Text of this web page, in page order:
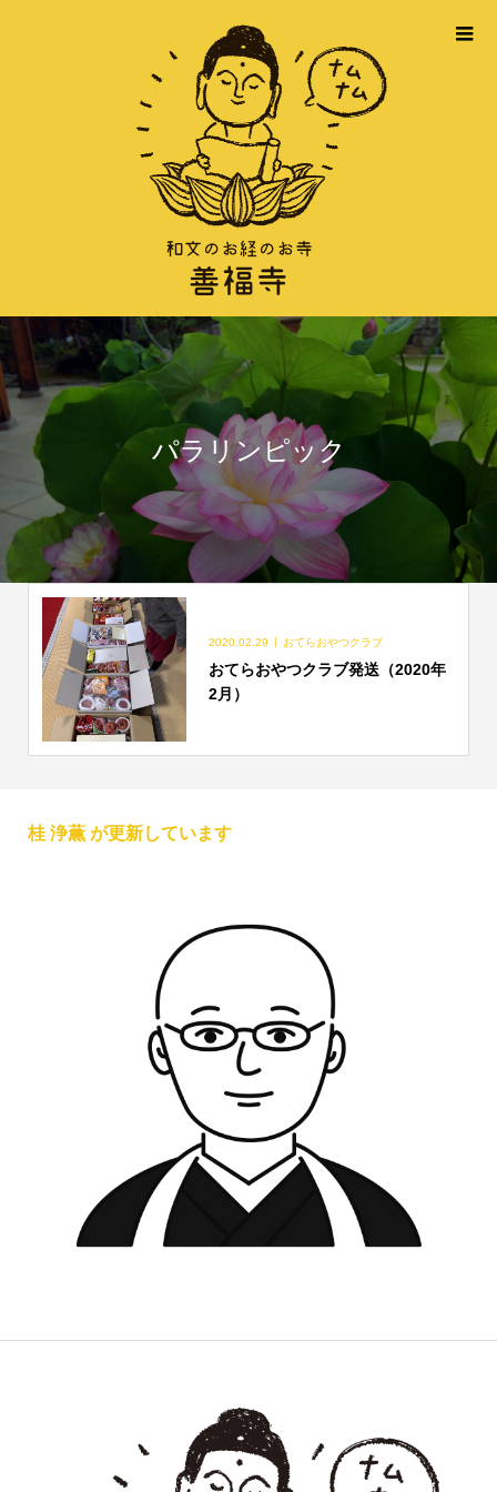
パラリンピック
2020.02.29 おてらおやつクラブ
おてらおやつクラブ発送（2020年
2月）
桂 浄薫 が更新しています